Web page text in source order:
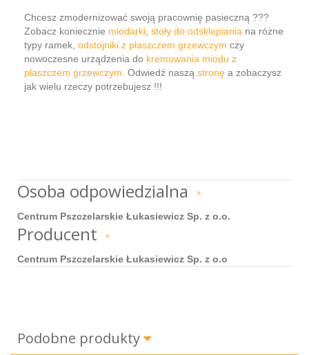
Chcesz zmodernizować swoją pracownię pasieczną ???
Zobacz koniecznie miodarki stoły do odsklepiania na różne
typy ramek, odstojniki z płaszczem grzewczym czy
nowoczesne urządzenia do kremowania miodu z
płaszczem grzewczym . Odwiedź naszą stronę a zobaczysz
jak wielu rzeczy potrzebujesz !!!
Osoba odpowiedzialna »
Centrum Pszczelarskie Łukasiewicz Sp. z o.o.
Producent »
Centrum Pszczelarskie Łukasiewicz Sp. z o.o
Podobne produkty